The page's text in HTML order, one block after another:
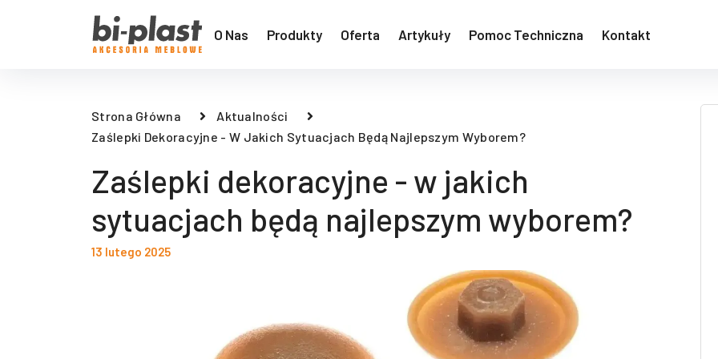
O Nas Produkty Oferta Artykuły Pomoc Techniczna Kontakt
Strona Główna
Aktualności
Zaślepki Dekoracyjne - W Jakich Sytuacjach Będą Najlepszym Wyborem?
Zaślepki dekoracyjne - w jakich
sytuacjach będą najlepszym wyborem?
13 lutego 2025